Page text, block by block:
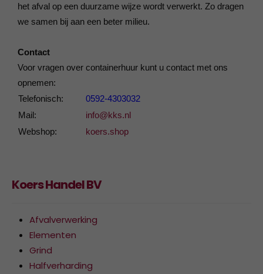
het afval op een duurzame wijze wordt verwerkt. Zo dragen
we samen bij aan een beter milieu.
Contact
Voor vragen over containerhuur kunt u contact met ons
opnemen:
Telefonisch:
0592-4303032
Mail:
info@kks.nl
Webshop:
koers.shop
Koers Handel BV
Afvalverwerking
Elementen
Grind
Halfverharding